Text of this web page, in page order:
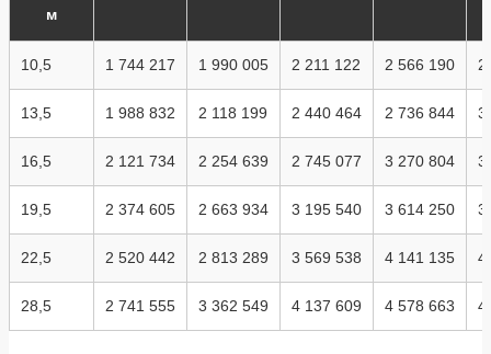
м
10,5 1 744 217 1 990 005 2 211 122 2 566 190 2
13,5 1 988 832 2 118 199 2 440 464 2 736 844 3
16,5 2 121 734 2 254 639 2 745 077 3 270 804 3
19,5 2 374 605 2 663 934 3 195 540 3 614 250 3
22,5 2 520 442 2 813 289 3 569 538 4 141 135 4
28,5 2 741 555 3 362 549 4 137 609 4 578 663 4